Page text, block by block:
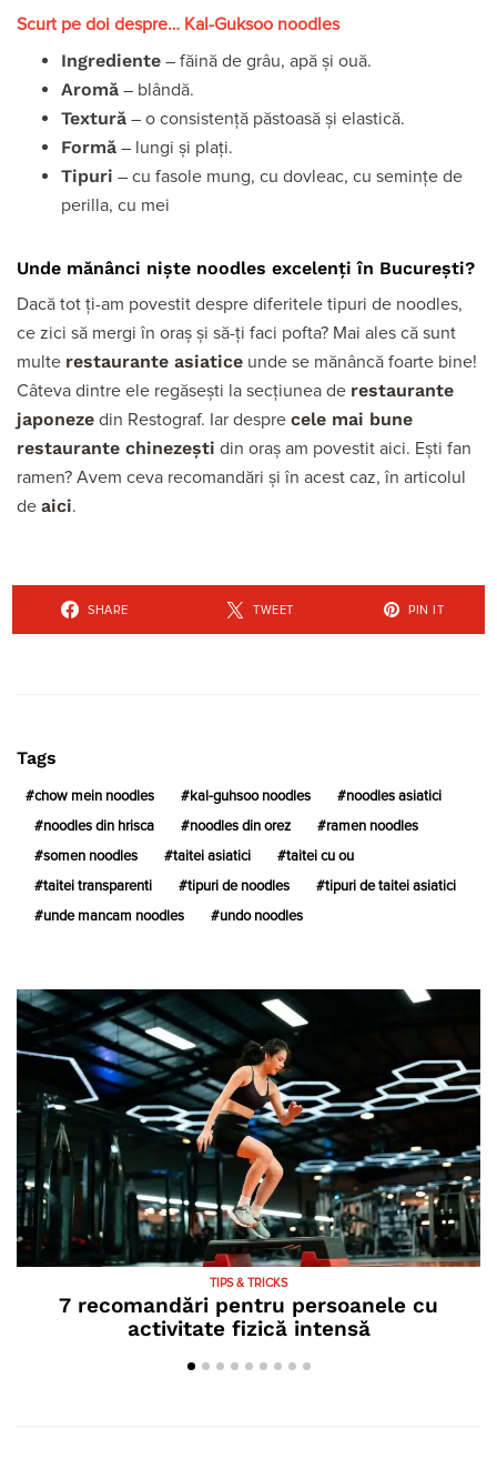
Scurt pe doi despre… Kal-Guksoo noodles
Ingrediente – făină de grâu, apă și ouă.
Aromă – blândă.
Textură – o consistență păstoasă și elastică.
Formă – lungi și plați.
Tipuri – cu fasole mung, cu dovleac, cu semințe de
perilla, cu mei
Unde mănânci niște noodles excelenți în București?
Dacă tot ți-am povestit despre diferitele tipuri de noodles,
ce zici să mergi în oraș și să-ți faci pofta? Mai ales că sunt
multe restaurante asiatice unde se mănâncă foarte bine!
Câteva dintre ele regăsești la secțiunea de restaurante
japoneze din Restograf. Iar despre cele mai bune
restaurante chinezești din oraș am povestit aici. Ești fan
ramen? Avem ceva recomandări și în acest caz, în articolul
de aici.
SHARE TWEET PIN IT
Tags
chow mein noodles kal-guhsoo noodles noodles asiatici
noodles din hrisca noodles din orez ramen noodles
somen noodles taitei asiatici taitei cu ou
taitei transparenti tipuri de noodles tipuri de taitei asiatici
unde mancam noodles undo noodles
TIPS & TRICKS
7 recomandări pentru persoanele cu
activitate fizică intensă